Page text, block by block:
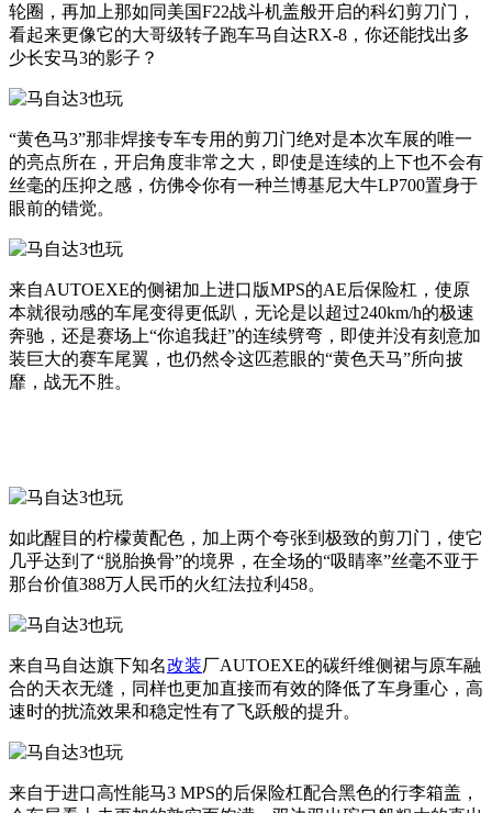
轮圈，再加上那如同美国F22战斗机盖般开启的科幻剪刀门，
看起来更像它的大哥级转子跑车马自达RX-8，你还能找出多
少长安马3的影子？
“黄色马3”那非焊接专车专用的剪刀门绝对是本次车展的唯一
的亮点所在，开启角度非常之大，即使是连续的上下也不会有
丝毫的压抑之感，仿佛令你有一种兰博基尼大牛LP700置身于
眼前的错觉。
来自AUTOEXE的侧裙加上进口版MPS的AE后保险杠，使原
本就很动感的车尾变得更低趴，无论是以超过240km/h的极速
奔驰，还是赛场上“你追我赶”的连续劈弯，即使并没有刻意加
装巨大的赛车尾翼，也仍然令这匹惹眼的“黄色天马”所向披
靡，战无不胜。
如此醒目的柠檬黄配色，加上两个夸张到极致的剪刀门，使它
几乎达到了“脱胎换骨”的境界，在全场的“吸睛率”丝毫不亚于
那台价值388万人民币的火红法拉利458。
来自马自达旗下知名改装厂AUTOEXE的碳纤维侧裙与原车融
合的天衣无缝，同样也更加直接而有效的降低了车身重心，高
速时的扰流效果和稳定性有了飞跃般的提升。
来自于进口高性能马3 MPS的后保险杠配合黑色的行李箱盖，